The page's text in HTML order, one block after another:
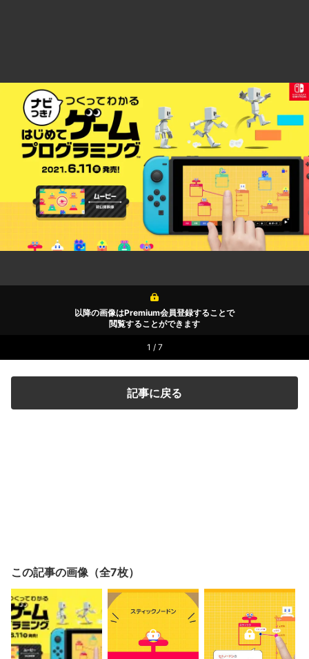
以降の画像はPremium会員登録することで
閲覧することができます
1 / 7
記事に戻る
この記事の画像（全7枚）